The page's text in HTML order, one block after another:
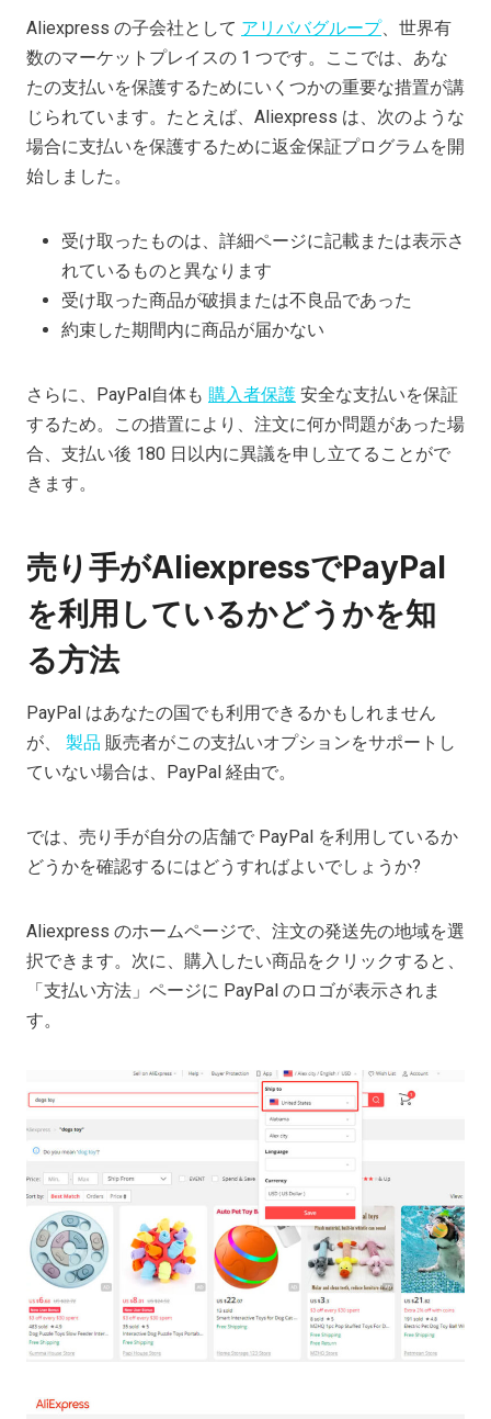
Aliexpress の子会社として アリババグループ、世界有
数のマーケットプレイスの 1 つです。ここでは、あな
たの支払いを保護するためにいくつかの重要な措置が講
じられています。たとえば、Aliexpress は、次のような
場合に支払いを保護するために返金保証プログラムを開
始しました。
受け取ったものは、詳細ページに記載または表示さ
れているものと異なります
受け取った商品が破損または不良品であった
約束した期間内に商品が届かない
さらに、PayPal自体も 購入者保護 安全な支払いを保証
するため。この措置により、注文に何か問題があった場
合、支払い後 180 日以内に異議を申し立てることがで
きます。
売り手がAliexpressでPayPal
を利用しているかどうかを知
る方法
PayPal はあなたの国でも利用できるかもしれません
が、 製品 販売者がこの支払いオプションをサポートし
ていない場合は、PayPal 経由で。
では、売り手が自分の店舗で PayPal を利用しているか
どうかを確認するにはどうすればよいでしょうか?
Aliexpress のホームページで、注文の発送先の地域を選
択できます。次に、購入したい商品をクリックすると、
「支払い方法」ページに PayPal のロゴが表示されま
す。